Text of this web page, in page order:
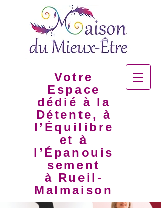
Votre
Espace
dédié à la
Détente, à
l’Équilibre
et à
l’Épanouis
sement
à Rueil-
Malmaison